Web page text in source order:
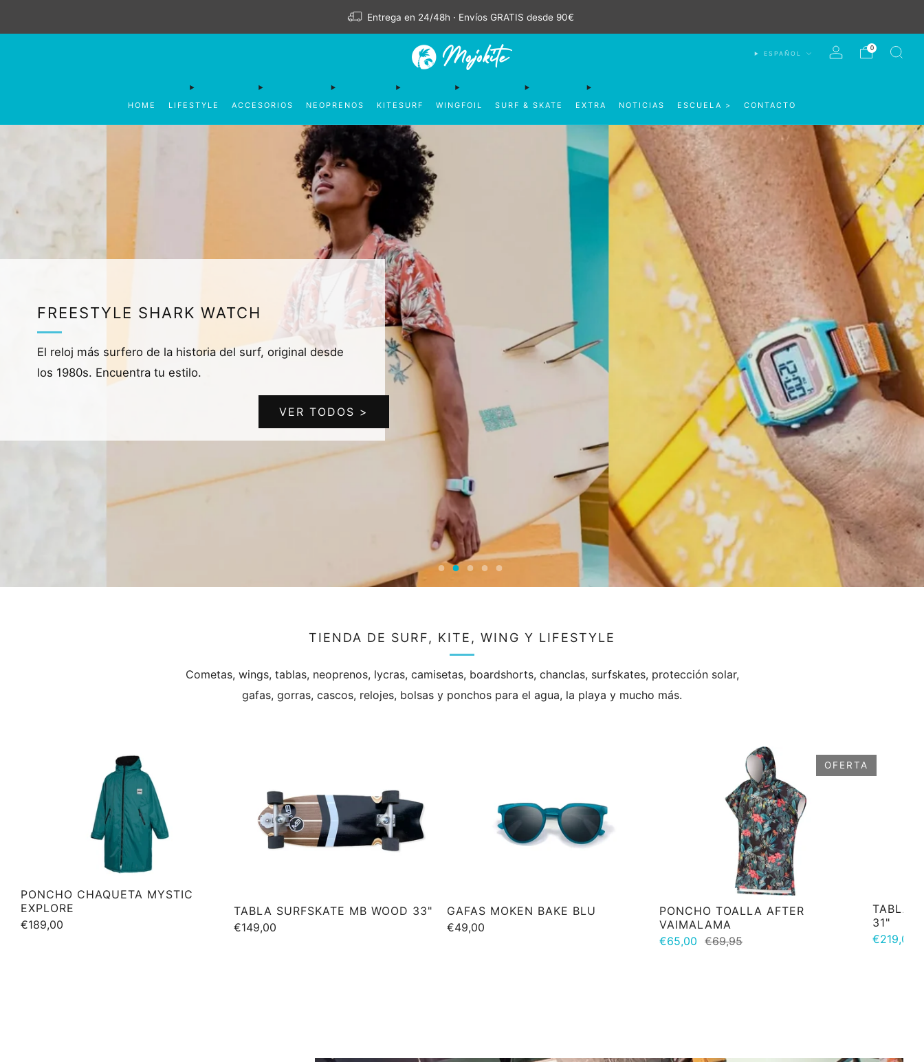
Entrega en 24/48h · Envíos GRATIS desde 90€
HOME LIFESTYLE ACCESORIOS NEOPRENOS KITESURF WINGFOIL SURF & SKATE EXTRA NOTICIAS ESCUELA > CONTACTO
ESPAÑOL
0
FREESTYLE SHARK WATCH
El reloj más surfero de la historia del surf, original desde
los 1980s. Encuentra tu estilo.
VER TODOS >
TIENDA DE SURF, KITE, WING Y LIFESTYLE
Cometas, wings, tablas, neoprenos, lycras, camisetas, boardshorts, chanclas, surfskates, protección solar,
gafas, gorras, cascos, relojes, bolsas y ponchos para el agua, la playa y mucho más.
PONCHO CHAQUETA MYSTIC
EXPLORE
€189,00
TABLA SURFSKATE MB WOOD 33"
€149,00
GAFAS MOKEN BAKE BLU
€49,00
OFERTA
PONCHO TOALLA AFTER
VAIMALAMA
€65,00
€69,95
TABLA
31"
€219,00